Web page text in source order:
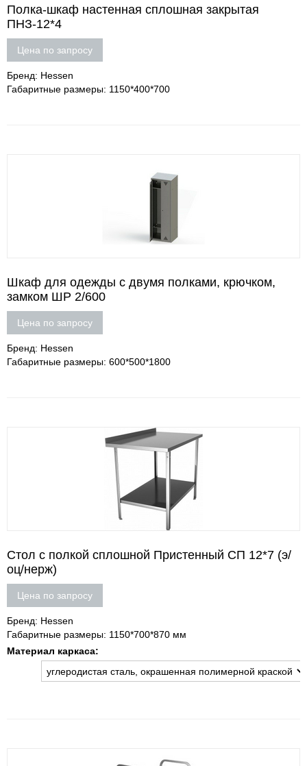
Полка-шкаф настенная сплошная закрытая
ПНЗ-12*4
Цена по запросу
Бренд: Hessen
Габаритные размеры: 1150*400*700
Шкаф для одежды с двумя полками, крючком,
замком ШР 2/600
Цена по запросу
Бренд: Hessen
Габаритные размеры: 600*500*1800
Стол с полкой сплошной Пристенный СП 12*7 (э/
оц/нерж)
Цена по запросу
Бренд: Hessen
Габаритные размеры: 1150*700*870 мм
Материал каркаса: